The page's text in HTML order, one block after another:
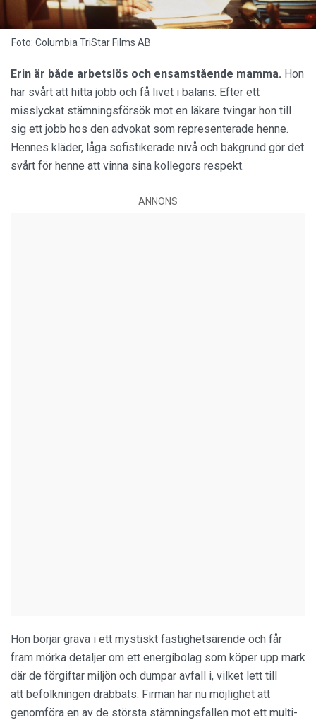
Foto: Columbia TriStar Films AB
Erin är både arbetslös och ensamstående mamma. Hon
har svårt att hitta jobb och få livet i balans. Efter ett
misslyckat stämningsförsök mot en läkare tvingar hon till
sig ett jobb hos den advokat som representerade henne.
Hennes kläder, låga sofistikerade nivå och bakgrund gör det
svårt för henne att vinna sina kollegors respekt.
ANNONS
Hon börjar gräva i ett mystiskt fastighetsärende och får
fram mörka detaljer om ett energibolag som köper upp mark
där de förgiftar miljön och dumpar avfall i, vilket lett till
att befolkningen drabbats. Firman har nu möjlighet att
genomföra en av de största stämningsfallen mot ett multi-